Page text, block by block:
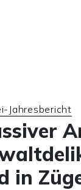
Jahresbericht
in